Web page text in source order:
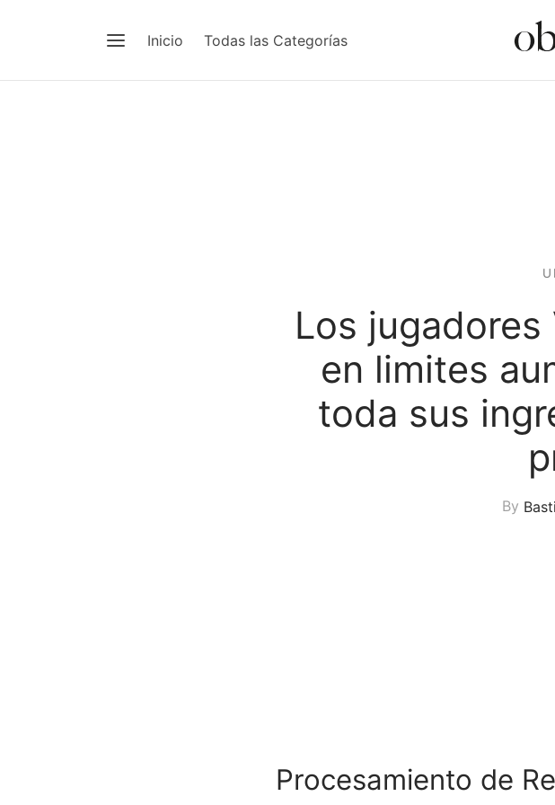
Inicio Todas las Categorías
Los
en limites
toda sus
By
Procesamiento de